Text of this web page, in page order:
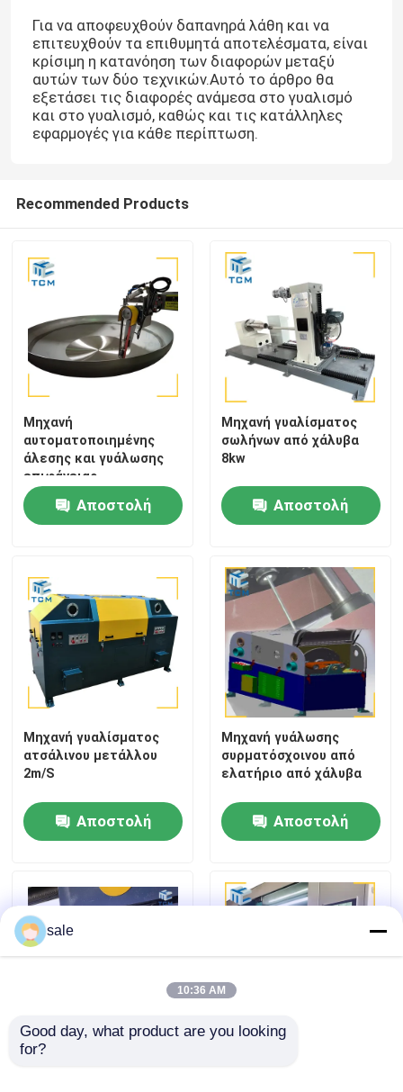
Προϊόντα
Σχετικά με εμάς
Επισκέψεις στο εργοστάσιο
Ειδήσεις
Ζητήστε μια προσφορά
Για να αποφευχθούν δαπανηρά λάθη και να
επιτευχθούν τα επιθυμητά αποτελέσματα, είναι
κρίσιμη η κατανόηση των διαφορών μεταξύ
αυτών των δύο τεχνικών.Αυτό το άρθρο θα
εξετάσει τις διαφορές ανάμεσα στο γυαλισμό
και στο γυαλισμό, καθώς και τις κατάλληλες
εφαρμογές για κάθε περίπτωση.
Recommended Products
Μηχανή
αυτοματοποιημένης
άλεσης και γυάλωσης
επιφάνειας
Φαρμακευτική
βιομηχανία Χωρισμός
Αποστολή
Μηχανή γυαλίσματος
σωλήνων από χάλυβα
8kw
Αποστολή
Μηχανή γυαλίσματος
ατσάλινου μετάλλου
2m/S
Αποστολή
Μηχανή γυάλωσης
συρματόσχοινου από
ελατήριο από χάλυβα
Αποστολή
Σιδηρουργικό φύλλο
sale
10:36 AM
Good day, what product are you looking
for?